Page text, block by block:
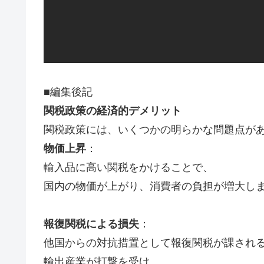
■編集後記
関税政策の経済的デメリット
関税政策には、いくつかの明らかな問題点が
物価上昇 ：
輸入品に高い関税をかけることで、
国内の物価が上がり、消費者の負担が増大しま
報復関税による損失 ：
他国からの対抗措置として報復関税が課される